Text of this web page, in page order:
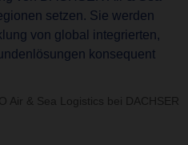
setzen. Sie werden
von global integrierten,
konsequent
Air & Sea Logistics bei DACHSER